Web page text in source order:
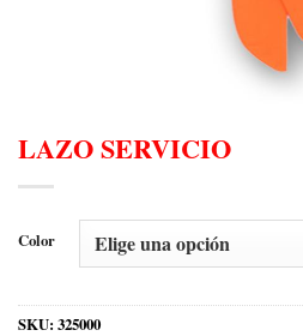
LAZO SERVICIO
Color
SKU: 325000